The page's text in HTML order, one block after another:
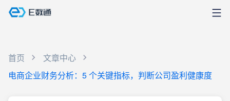
首页
文章中心
电商企业财务分析：5 个关键指标，判断公司盈利健康度